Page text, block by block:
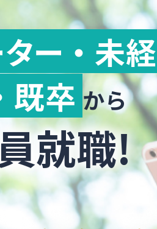
ー ・ 未
既卒 から
就職!